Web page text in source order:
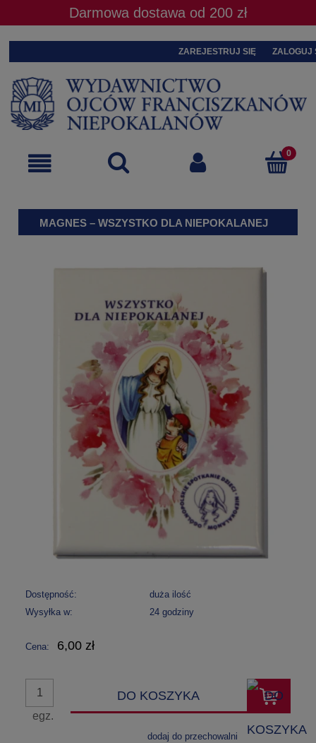
Darmowa dostawa od 200 zł
ZAREJESTRUJ SIĘ ZALOGUJ
MAGNES – WSZYSTKO DLA NIEPOKALANEJ
Dostępność:
duża ilość
Wysyłka w:
24 godziny
Cena: 6,00 zł
egz.
DO KOSZYKA
dodaj do przechowalni